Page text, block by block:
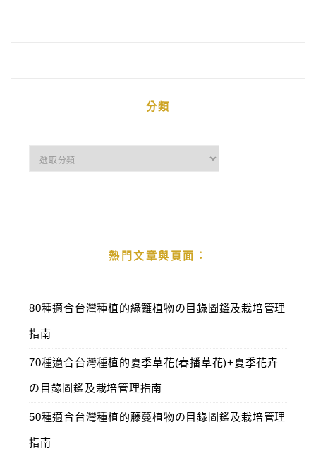
分類
熱門文章與頁面︰
80種適合台灣種植的綠籬植物の目錄圖鑑及栽培管理
指南
70種適合台灣種植的夏季草花(春播草花)+夏季花卉
の目錄圖鑑及栽培管理指南
50種適合台灣種植的藤蔓植物の目錄圖鑑及栽培管理
指南